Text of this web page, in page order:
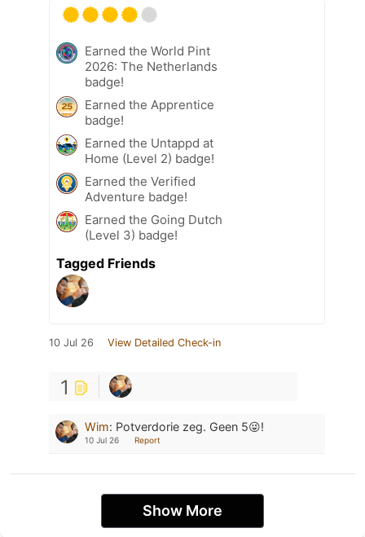
Earned the World Pint
2026: The Netherlands
badge!
Earned the Apprentice
badge!
Earned the Untappd at
Home (Level 2) badge!
Earned the Verified
Adventure badge!
Earned the Going Dutch
(Level 3) badge!
Tagged Friends
10 Jul 26 View Detailed Check-in
1
Wim: Potverdorie zeg. Geen 5😜!
10 Jul 26 Report
Show More